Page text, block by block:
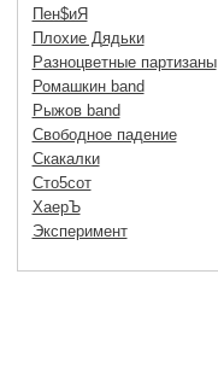
Пен$иЯ
Плохие Дядьки
Разноцветные партизаны
Ромашкин band
Рыжов band
Свободное падение
Скакалки
Сто5сот
ХаерЪ
Эксперимент